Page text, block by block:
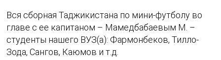
Вся сборная Таджикистана по мини-футболу во
главе с ее капитаном – Мамедбабаевым М. –
студенты нашего ВУЗ(а): Фармонбеков, Тилло-
Зода, Сангов, Каюмов и т.д.